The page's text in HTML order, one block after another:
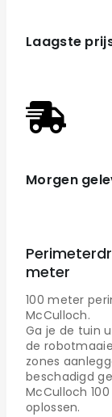
Laagste
Morgen
meter
100 meter
McCulloch.
Ga je de tuin
de
zones
beschadigd
McCulloch
oplossen.